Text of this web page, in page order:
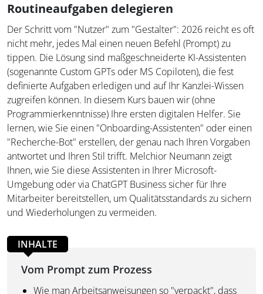
Routineaufgaben delegieren
Der Schritt vom "Nutzer" zum "Gestalter": 2026 reicht es oft
nicht mehr, jedes Mal einen neuen Befehl (Prompt) zu
tippen. Die Lösung sind maßgeschneiderte KI-Assistenten
(sogenannte Custom GPTs oder MS Copiloten), die fest
definierte Aufgaben erledigen und auf Ihr Kanzlei-Wissen
zugreifen können. In diesem Kurs bauen wir (ohne
Programmierkenntnisse) Ihre ersten digitalen Helfer. Sie
lernen, wie Sie einen "Onboarding-Assistenten" oder einen
"Recherche-Bot" erstellen, der genau nach Ihren Vorgaben
antwortet und Ihren Stil trifft. Melchior Neumann zeigt
Ihnen, wie Sie diese Assistenten in Ihrer Microsoft-
Umgebung oder via ChatGPT Business sicher für Ihre
Mitarbeiter bereitstellen, um Qualitätsstandards zu sichern
und Wiederholungen zu vermeiden.
INHALTE
Vom Prompt zum Prozess
Wie man Arbeitsanweisungen so "verpackt", dass